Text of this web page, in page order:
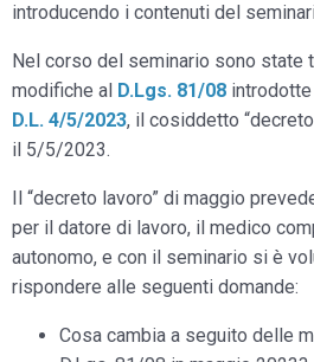
introducendo i contenuti del
Nel corso del seminario sono state
modifiche al D.Lgs. 81/08
D.L. 4/5/2023, il cosiddetto
il 5/5/2023.
Il “decreto lavoro” di maggio
per il datore di lavoro, il medico
autonomo, e con il seminario si è
rispondere alle seguenti domande:
Cosa cambia a seguito delle